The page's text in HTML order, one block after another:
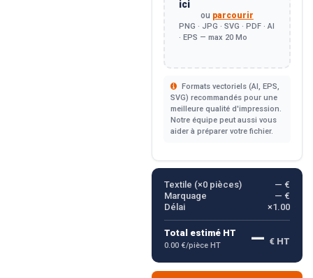
ici
ou parcourir
PNG · JPG · SVG · PDF · AI
· EPS — max 20 Mo
Formats vectoriels (AI, EPS,
SVG) recommandés pour une
meilleure qualité d'impression.
Notre équipe peut aussi vous
aider à préparer votre fichier.
Textile (×0pièces)
— €
Marquage
— €
Délai
×1.00
Total estimé HT
0.00 €/pièce HT — € HT